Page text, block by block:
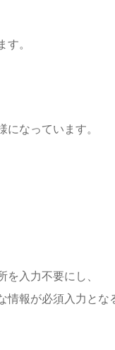
。
なっています。
入力不要にし、
情報が必須入力とな